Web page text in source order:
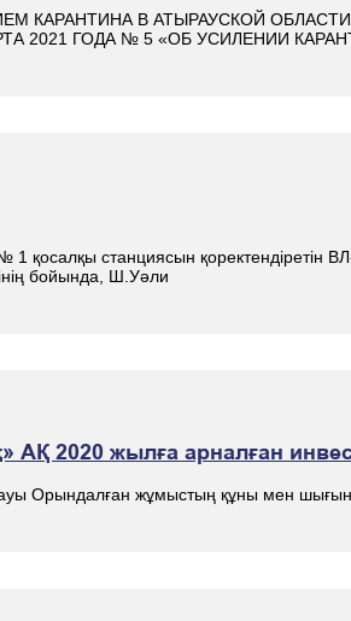
КАРАНТИНА В АТЫРАУСКОЙ
2021 ГОДА № 5 «ОБ УСИЛЕНИИ
қосалқы станциясын қоректендіретін
бойында, Ш.Уәли
АҚ 2020 жылға арналған
Орындалған жұмыстың құны мен